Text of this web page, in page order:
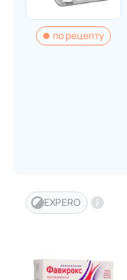
по рецепту
EXPERO